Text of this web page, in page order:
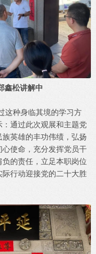
鑫松讲解中
种身临其境的学习方
通过此次观展和主题党
英雄的丰功伟绩，弘扬
使命，充分发挥党员干
的责任，立足本职岗位
行动迎接党的二十大胜